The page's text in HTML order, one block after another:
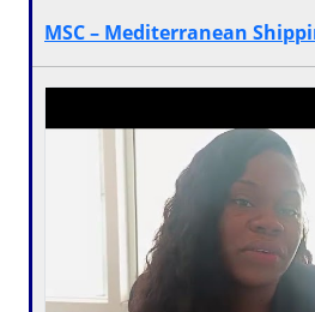
MSC – Mediterranean